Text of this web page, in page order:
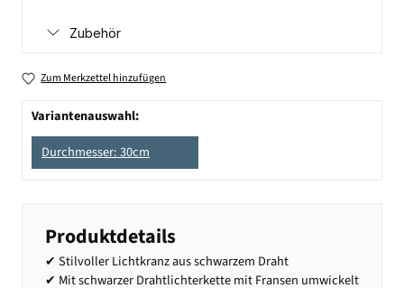
Zubehör
Zum Merkzettel hinzufügen
Variantenauswahl:
Durchmesser: 30cm
Produktdetails
✔ Stilvoller Lichtkranz aus schwarzem Draht
✔ Mit schwarzer Drahtlichterkette mit Fransen umwickelt